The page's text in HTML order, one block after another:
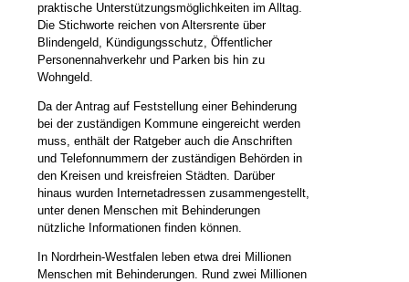
praktische Unterstützungsmöglichkeiten im Alltag.
Die Stichworte reichen von Altersrente über
Blindengeld, Kündigungsschutz, Öffentlicher
Personennahverkehr und Parken bis hin zu
Wohngeld.
Da der Antrag auf Feststellung einer Behinderung
bei der zuständigen Kommune eingereicht werden
muss, enthält der Ratgeber auch die Anschriften
und Telefonnummern der zuständigen Behörden in
den Kreisen und kreisfreien Städten. Darüber
hinaus wurden Internetadressen zusammengestellt,
unter denen Menschen mit Behinderungen
nützliche Informationen finden können.
In Nordrhein-Westfalen leben etwa drei Millionen
Menschen mit Behinderungen. Rund zwei Millionen